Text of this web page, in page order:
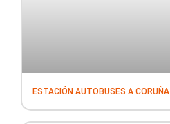
ESTACIÓN AUTOBUSES A CORUÑA